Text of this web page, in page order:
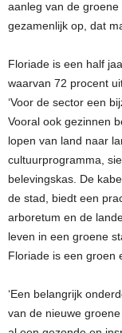
aanleg van de
gezamenlijk op, dat
Floriade is een half
waarvan 72 procent
‘Voor de sector een
Vooral ook gezinnen
lopen van land naar
cultuurprogramma,
belevingskas. De
de stad, biedt een
arboretum en de
leven in een groene
Floriade is een groen
‘Een belangrijk
van de nieuwe